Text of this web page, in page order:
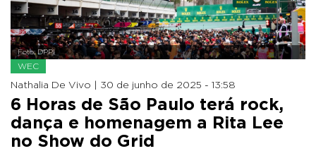
Foto: DPPI
WEC
Nathalia De Vivo | 30 de junho de 2025 - 13:58
6 Horas de São Paulo terá rock,
dança e homenagem a Rita Lee
no Show do Grid